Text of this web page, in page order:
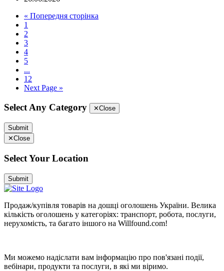
« Попередня сторінка
1
2
3
4
5
...
12
Next Page »
Select Any Category ✕Close
Submit
✕Close
Select Your Location
Submit
Продаж/купівля товарів на дошці оголошень України. Велика
кількість оголошень у категоріях: транспорт, робота, послуги,
нерухомість, та багато іншого на Willfound.com!
Ми можемо надіслати вам інформацію про пов'язані події,
вебінари, продукти та послуги, в які ми віримо.